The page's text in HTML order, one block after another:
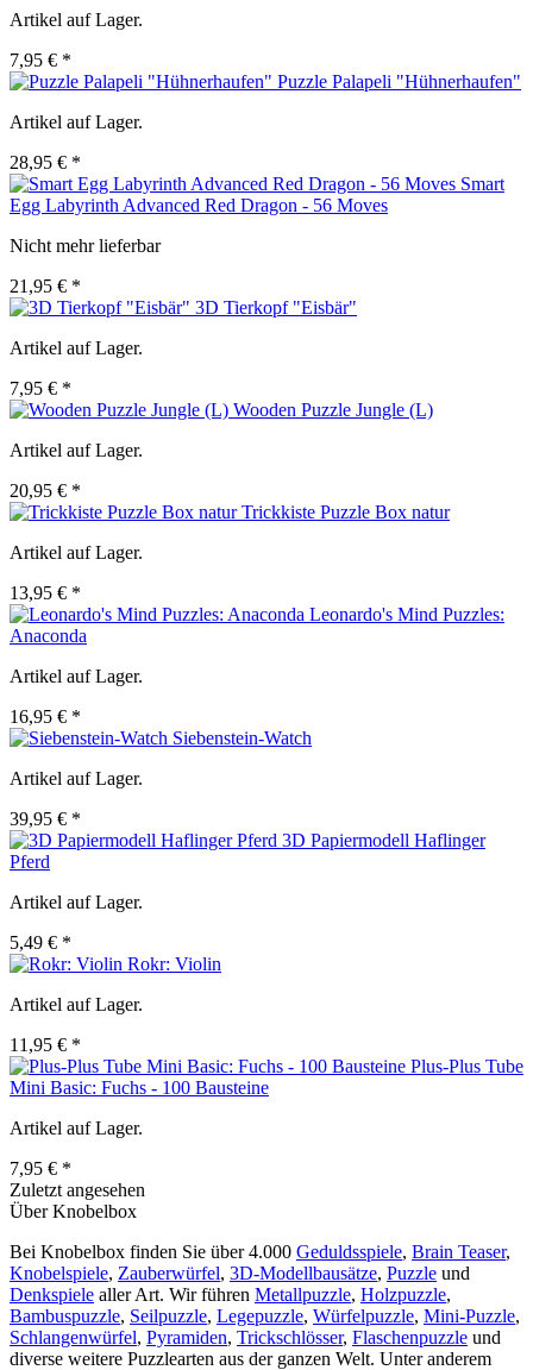
Artikel auf Lager.
7,95 € *
Puzzle Palapeli "Hühnerhaufen"
Artikel auf Lager.
28,95 € *
Smart
Egg Labyrinth Advanced Red Dragon - 56 Moves
Nicht mehr lieferbar
21,95 € *
3D Tierkopf "Eisbär"
Artikel auf Lager.
7,95 € *
Wooden Puzzle Jungle (L)
Artikel auf Lager.
20,95 € *
Trickkiste Puzzle Box natur
Artikel auf Lager.
13,95 € *
Leonardo's Mind Puzzles:
Anaconda
Artikel auf Lager.
16,95 € *
Siebenstein-Watch
Artikel auf Lager.
39,95 € *
3D Papiermodell Haflinger
Pferd
Artikel auf Lager.
5,49 € *
Rokr: Violin
Artikel auf Lager.
11,95 € *
Plus-Plus Tube
Mini Basic: Fuchs - 100 Bausteine
Artikel auf Lager.
7,95 € *
Zuletzt angesehen
Über Knobelbox
Bei Knobelbox finden Sie über 4.000 Geduldsspiele, Brain Teaser,
Knobelspiele, Zauberwürfel, 3D-Modellbausätze, Puzzle und
Denkspiele aller Art. Wir führen Metallpuzzle, Holzpuzzle,
Bambuspuzzle, Seilpuzzle, Legepuzzle, Würfelpuzzle, Mini-Puzzle,
Schlangenwürfel, Pyramiden, Trickschlösser, Flaschenpuzzle und
diverse weitere Puzzlearten aus der ganzen Welt. Unter anderem